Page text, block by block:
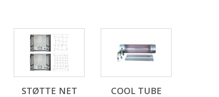
STØTTE NET COOL TUBE